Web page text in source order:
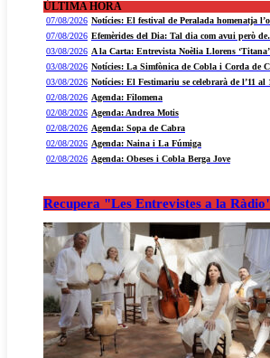
ÚLTIMA HORA
07/08/2026 Notícies: El festival de Peralada homenatja
07/08/2026 Efemèrides del Dia: Tal dia com avui però
03/08/2026 A la Carta: Entrevista Noèlia Llorens ‘Titana’
03/08/2026 Notícies: La Simfònica de Cobla i Corda de
03/08/2026 Notícies: El Festimariu se celebrarà de l’11
02/08/2026 Agenda: Filomena
02/08/2026 Agenda: Andrea Motis
02/08/2026 Agenda: Sopa de Cabra
02/08/2026 Agenda: Naina i La Fúmiga
02/08/2026 Agenda: Obeses i Cobla Berga Jove
Recupera "Les Entrevistes a la